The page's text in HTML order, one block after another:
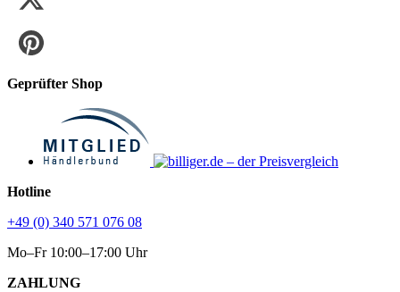
Geprüfter Shop
Hotline
+49 (0) 340 571 076 08
Mo–Fr 10:00–17:00 Uhr
ZAHLUNG